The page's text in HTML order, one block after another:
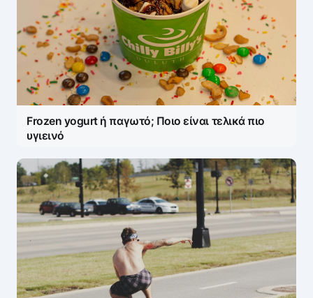
Frozen yogurt ή παγωτό; Ποιο είναι τελικά πιο
υγιεινό